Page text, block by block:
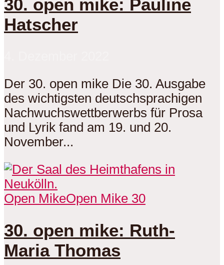
30. open mike: Pauline
Hatscher
Der 30. open mike Die 30. Ausgabe
des wichtigsten deutschsprachigen
Nachwuchswettberwerbs für Prosa
und Lyrik fand am 19. und 20.
November...
Open MikeOpen Mike 30
30. open mike: Ruth-
Maria Thomas